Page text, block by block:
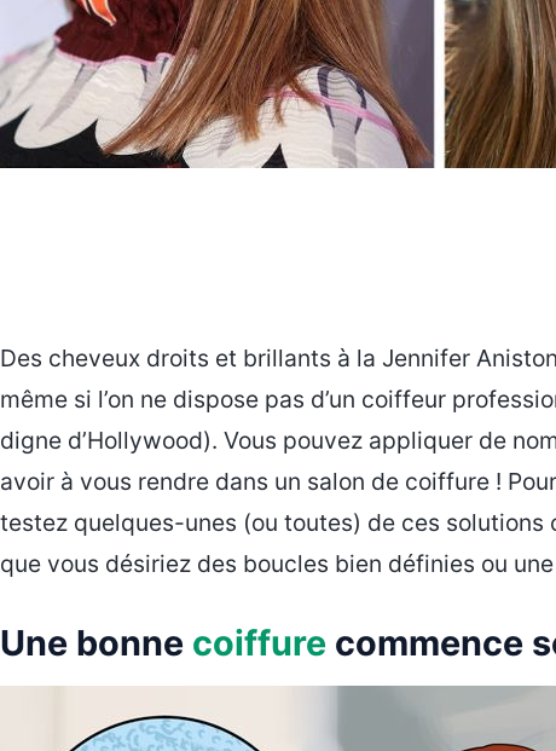
Des cheveux droits et brillants à la Jennifer
même si l’on ne dispose pas d’un coiffeur
digne d’Hollywood). Vous pouvez appliquer de
avoir à vous rendre dans un salon de coiffure !
testez quelques-unes (ou toutes) de ces
que vous désiriez des boucles bien définies ou
Une bonne coiffure commence